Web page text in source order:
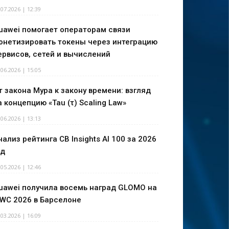
| 12:39
помогает операторам связи
токены через интеграцию
сетей и вычислений
| 15:05
закона Мура к закону времени: взгляд
концепцию «Tau (τ) Scaling Law»
| 13:13
рейтинга CB Insights AI 100 за 2026
| 12:46
получила восемь наград GLOMO на
2026 в Барселоне
| 16:09